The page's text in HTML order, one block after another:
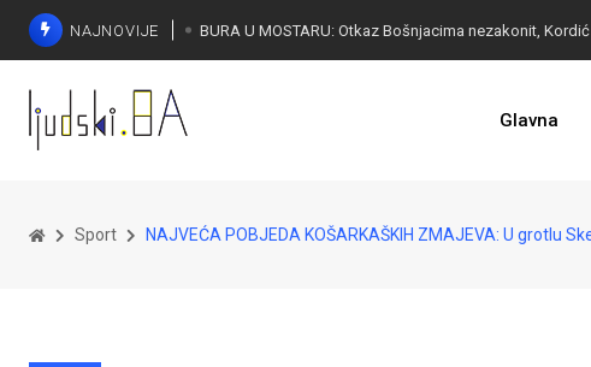
NAJNOVIJE
Glavna
Sport NAJVEĆA POBJEDA KOŠARKAŠKIH ZMAJEVA: U grotlu